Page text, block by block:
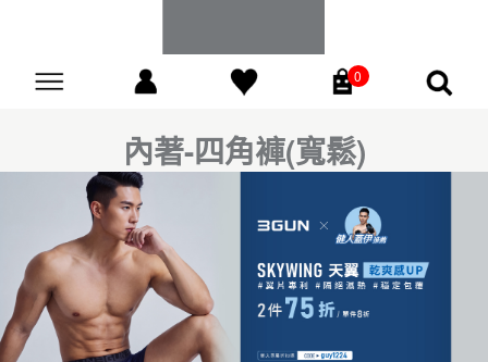
0
內著-四角褲(寬鬆)